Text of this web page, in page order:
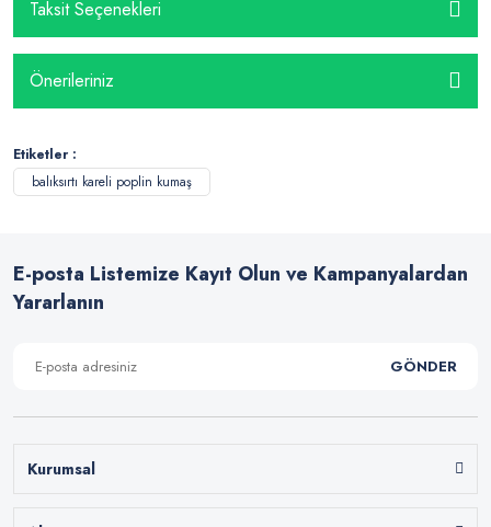
Taksit Seçenekleri
Önerileriniz
Etiketler :
balıksırtı kareli poplin kumaş
E-posta Listemize Kayıt Olun ve Kampanyalardan
Yararlanın
GÖNDER
Kurumsal